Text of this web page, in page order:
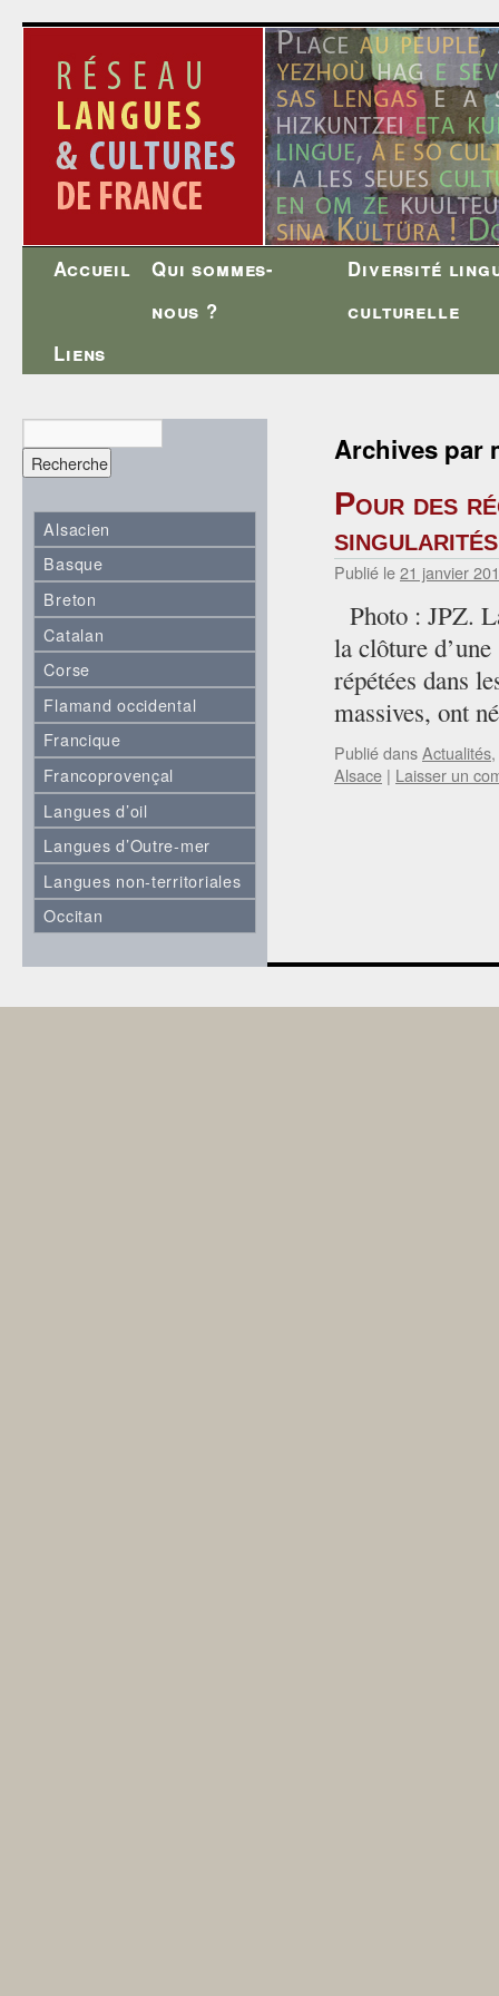
Aller
contenu
Accueil
Qui sommes-
nous ?
Diversité
culturelle
Liens
Archives par
Pour des
singularités
Publié le21 janvier
Photo : JPZ.
la clôture
répétées dans
massives, ont
Publié dansActualités,
Alsace | Laisser un
Alsacien
Basque
Breton
Catalan
Corse
Flamand occidental
Francique
Francoprovençal
Langues d’oil
Langues d’Outre-mer
Langues non-territoriales
Occitan